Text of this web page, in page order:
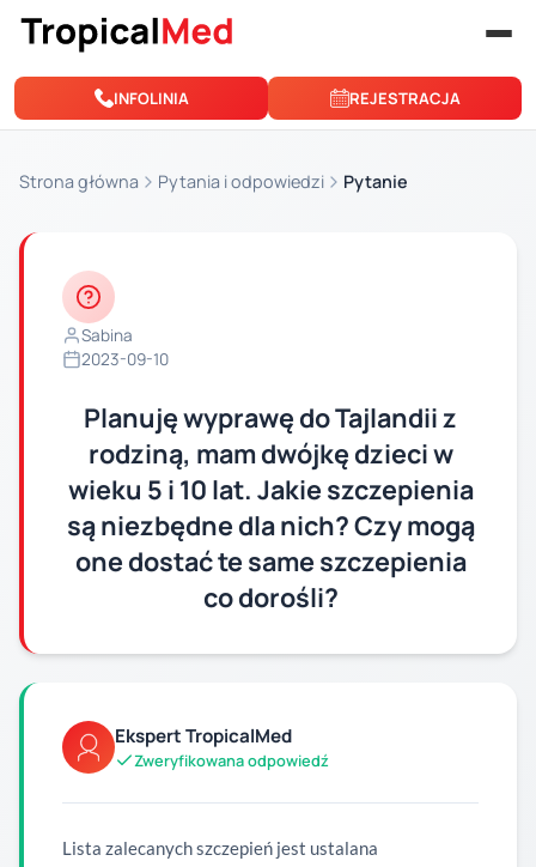
Przejdź do treści
INFOLINIA REJESTRACJA
Strona główna Pytania i odpowiedzi Pytanie
Sabina
2023-09-10
Planuję wyprawę do Tajlandii z
rodziną, mam dwójkę dzieci w
wieku 5 i 10 lat. Jakie szczepienia
są niezbędne dla nich? Czy mogą
one dostać te same szczepienia
co dorośli?
Ekspert TropicalMed
Zweryfikowana odpowiedź
Lista zalecanych szczepień jest ustalana